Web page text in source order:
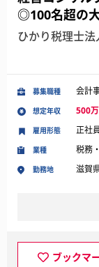
◎100名超の
ひかり税理士法
募集職種 会計
想定年収 500
業種 税務
勤務地 滋賀
雇用形態 正社
ブックマ